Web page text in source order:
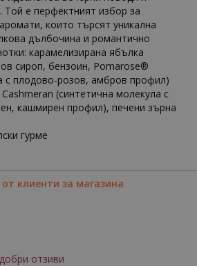
е перфектният избор за
които търсят уникална
дълбочина и романтично
карамелизирана ябълка
сироп, бензоин, Pomarose®
с плодово-розов, амбров профил)
(синтетична молекула с
кашмирен профил), печени зърна
гурме
клиенти за магазина
отзиви